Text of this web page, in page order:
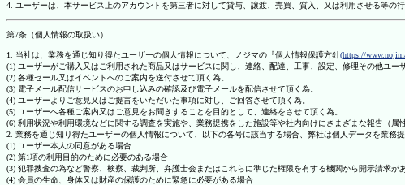
4. ユーザーは、本サービス上のアカウントを第三者に対して貸与、譲渡、売買、質入、又は利用させる等の
第7条（個人情報の取扱い）
1. 当社は、業務を通じ知り得たユーザーの個人情報について、ノジマの『個人情報保護方針(https://
(1) ユーザーがご購入又はご利用された商品又はサービスに関し、連絡、配達、工事、設定、修理その他ユー
(2) 各種セール又はイベントへのご案内を送付させて頂く為。
(3) 電子メール配信サービスのお申し込みの確認及び電子メールを配信させて頂く為。
(4) ユーザーよりご意見又はご提言をいただいた事項に対し、ご回答させて頂く為。
(5) ユーザーへ各種ご案内又はご意見をお聞きすることを目的として、連絡をさせて頂く為。
(6) 利用状況や利用環境などに関する調査を実施や、業務提携をした施設等や社内向けにさまざまな報告（
2. 業務を通じ知り得たユーザーの個人情報について、以下の各号に該当する場合、弊社は個人データを業務
(1) ユーザー本人の同意がある場合
(2) 第1項の利用目的のために必要のある場合
(3) 犯罪捜査の為など警察、検察、裁判所、弁護士会またはこれらに準じた権限を有する機関から開示請求が
(4) 会員の生命、身体又は財産の保護のために緊急に必要がある場合